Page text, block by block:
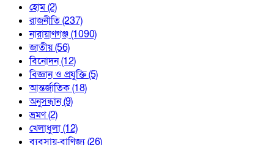
হোম(2)
রাজনীতি(237)
নারায়াণগঞ্জ(1090)
জাতীয়(56)
বিনোদন(12)
বিজ্ঞান ও প্রযুক্তি(5)
আন্তর্জাতিক(18)
অনুসন্ধান(9)
ভ্রমণ(2)
খেলাধুলা(12)
ব্যবসায়-বাণিজ্য(26)